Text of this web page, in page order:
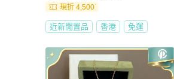
現折 4,500
近新閒置品 香港 免運